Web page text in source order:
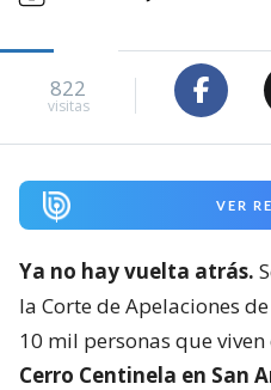
822
visitas
VER
Ya no hay vuelta atrás.
la Corte de Apelaciones
10 mil personas que viven
Cerro Centinela en San